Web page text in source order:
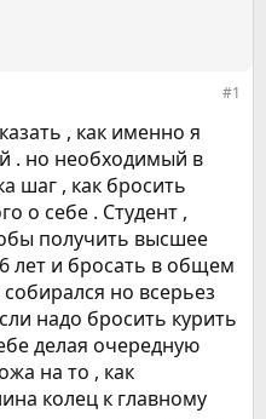
#1
, как именно я
. но необходимый в
шаг , как бросить
о себе . Студент ,
получить высшее
лет и бросать в общем
но всерьез
надо бросить курить
делая очередную
на то , как
колец к главному